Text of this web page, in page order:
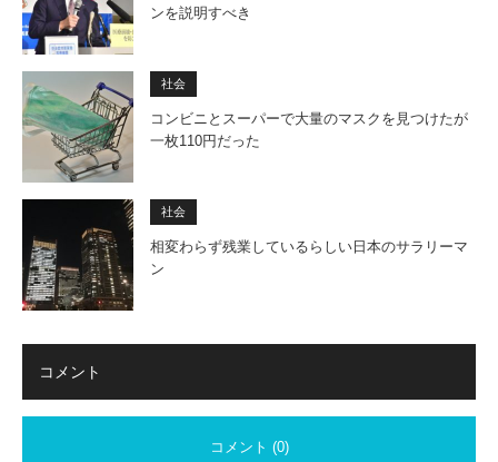
ンを説明すべき
社会
コンビニとスーパーで大量のマスクを見つけたが
一枚110円だった
社会
相変わらず残業しているらしい日本のサラリーマ
ン
コメント
コメント (0)